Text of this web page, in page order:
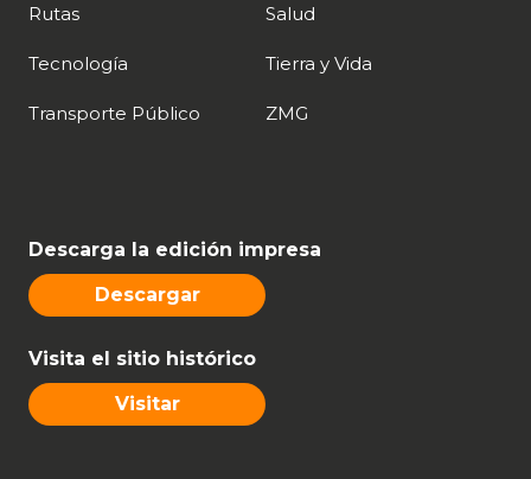
Rutas Salud
Tecnología Tierra y Vida
Transporte Público ZMG
Descarga la edición impresa
Descargar
Visita el sitio histórico
Visitar